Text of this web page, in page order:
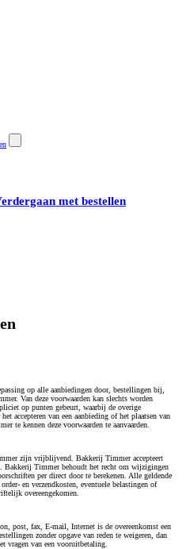
met bestellen
op alle aanbiedingen door, bestellingen bij,
Van deze voorwaarden kan slechts worden
op punten gebeurt, waarbij de overige
accepteren van een aanbieding of het plaatsen van
te kennen deze voorwaarden te aanvaarden.
zijn vrijblijvend. Bakkerij Timmer accepteert
Bakkerij Timmer behoudt het recht om wijzigingen
per direct door te berekenen. Alle geldende
en verzendkosten, eventuele belastingen of
overeengekomen.
post, fax, E-mail, Internet is de overeenkomst een
zonder opgave van reden te weigeren, dan
vragen van een vooruitbetaling.